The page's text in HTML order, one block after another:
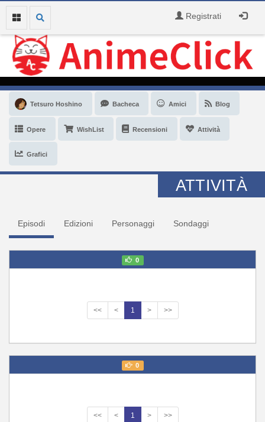
Registrati
Tetsuro Hoshino Bacheca Amici Blog
Opere WishList Recensioni Attività
Grafici
ATTIVITÀ
Episodi Edizioni Personaggi Sondaggi
0
<< < 1 > >>
0
<< < 1 > >>